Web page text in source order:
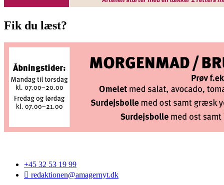
Fik du læst?
+45 32 53 19 99
redaktionen@amagernyt.dk